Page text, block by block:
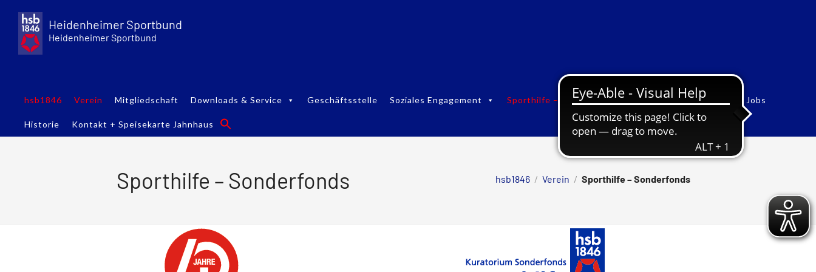
content
Heidenheimer Sportbund
Heidenheimer Sportbund
hsb1846 Verein Mitgliedschaft Downloads & Service Geschäftsstelle Soziales Engagement Sporthilfe – Sonderfonds Vorstand Werbung Jobs
Historie Kontakt + Speisekarte Jahnhaus
hsb1846 / Verein / Sporthilfe – Sonderfonds
Sporthilfe – Sonderfonds